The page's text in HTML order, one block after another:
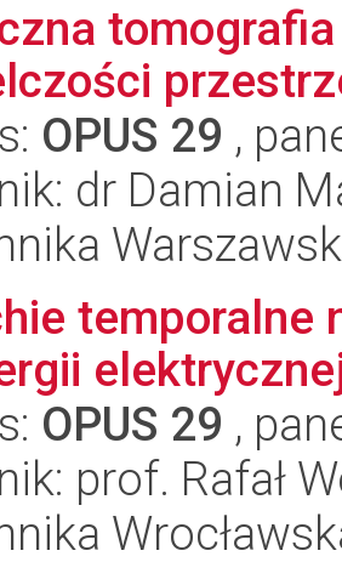
OPUS 29 ,
dr Damian
temporalne
OPUS 29 ,
prof. Rafał